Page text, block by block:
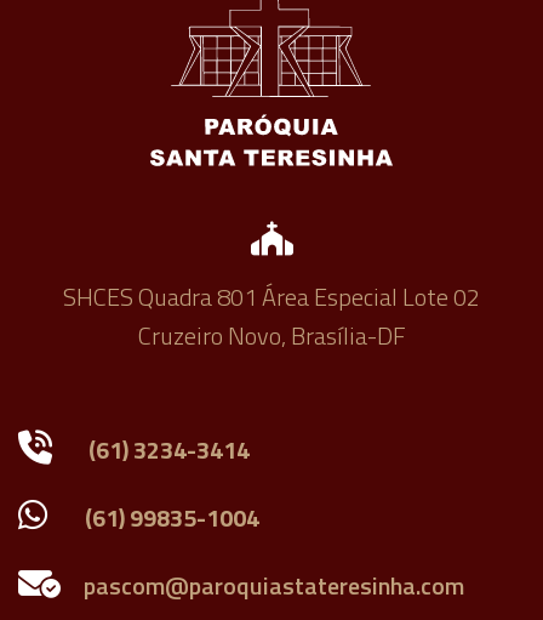
SHCES Quadra 801 Área Especial Lote 02
Cruzeiro Novo, Brasília-DF
(61) 3234-3414
(61) 99835-1004